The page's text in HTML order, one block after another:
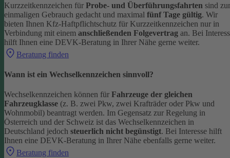
Kurzzeitkennzeichen für Probe- und Überführungsfahrten sind
einmaligen Gebrauch gedacht und maximal fünf Tage gültig. Wir
bieten Ihnen Kfz-Haftpflichtschutz für Kurzzeitkennzeichen nur in
Verbindung mit einem anschließenden Folgevertrag an. Bei
hilft Ihnen eine DEVK-Beratung in Ihrer Nähe gerne weiter.
Beratung finden
Wann ist ein Wechselkennzeichen sinnvoll?
Wechselkennzeichen können für Fahrzeuge der gleichen
Fahrzeugklasse (z. B. zwei Pkw, zwei Krafträder oder Pkw und
Wohnmobil) beantragt werden. Im Gegensatz zur Regelung in
Österreich und der Schweiz ist das Wechselkennzeichen in
Deutschland jedoch steuerlich nicht begünstigt. Bei Interesse hilft
Ihnen eine DEVK-Beratung in Ihrer Nähe ebenfalls gerne weiter.
Beratung finden